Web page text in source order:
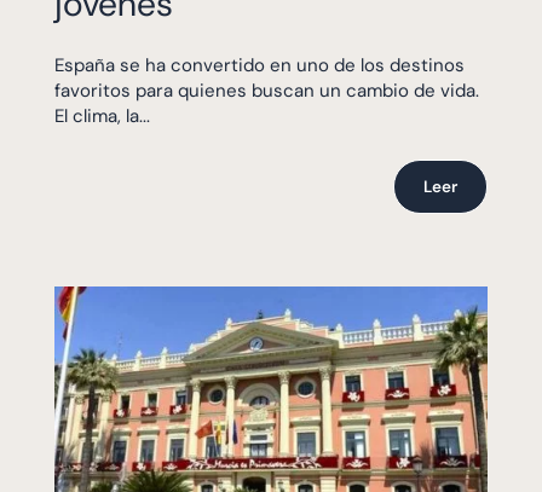
España se ha convertido en uno de los destinos
favoritos para quienes buscan un cambio de vida.
El clima, la...
Leer